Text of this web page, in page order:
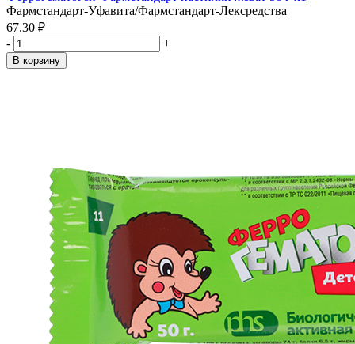
Фармстандарт-Уфавита/Фармстандарт-Лексредства
67.30 ₽
-
+
В корзину